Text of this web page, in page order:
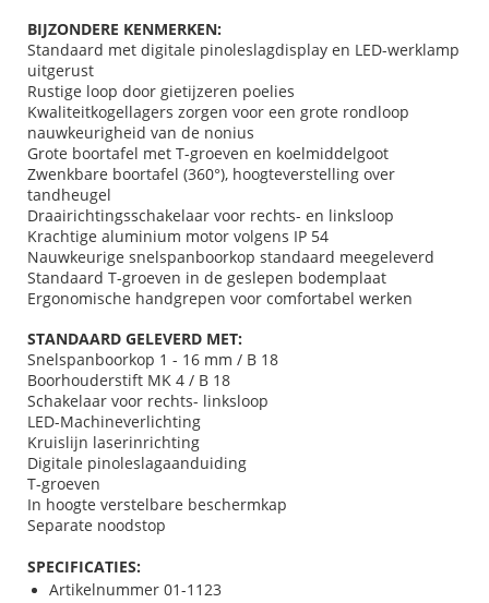
BIJZONDERE KENMERKEN:
Standaard met digitale pinoleslagdisplay en LED-werklamp
uitgerust
Rustige loop door gietijzeren poelies
Kwaliteitkogellagers zorgen voor een grote rondloop
nauwkeurigheid van de nonius
Grote boortafel met T-groeven en koelmiddelgoot
Zwenkbare boortafel (360°), hoogteverstelling over
tandheugel
Draairichtingsschakelaar voor rechts- en linksloop
Krachtige aluminium motor volgens IP 54
Nauwkeurige snelspanboorkop standaard meegeleverd
Standaard T-groeven in de geslepen bodemplaat
Ergonomische handgrepen voor comfortabel werken
STANDAARD GELEVERD MET:
Snelspanboorkop 1 - 16 mm / B 18
Boorhouderstift MK 4 / B 18
Schakelaar voor rechts- linksloop
LED-Machineverlichting
Kruislijn laserinrichting
Digitale pinoleslagaanduiding
T-groeven
In hoogte verstelbare beschermkap
Separate noodstop
SPECIFICATIES:
Artikelnummer 01-1123